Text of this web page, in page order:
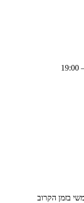
בזמן הקרוב